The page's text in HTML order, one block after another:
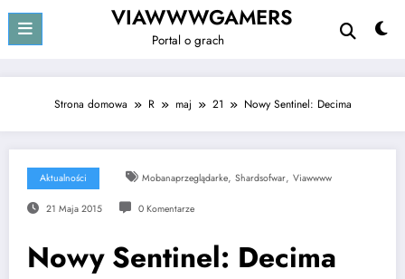
treści
VIAWWWGAMERS
Portal o grach
Strona domowa R maj 21 Nowy Sentinel: Decima
Aktualności Mobanaprzeglądarke, Shardsofwar, Viawwww
21 Maja 2015 0 Komentarze
Nowy Sentinel: Decima